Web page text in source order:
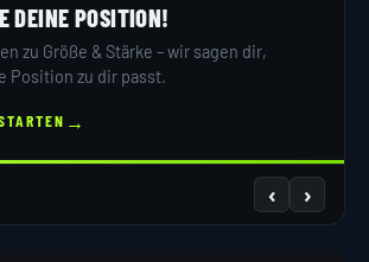
DEINE POSITION!
zu Größe & Stärke – wir sagen dir,
Position zu dir passt.
→
‹ ›